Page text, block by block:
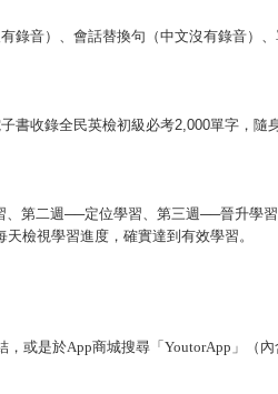
錄音）、會話替換句（中文沒有錄音）
書收錄全民英檢初級必考2,000單字，隨
第二週──定位學習、第三週──晉升學
檢視學習進度，確實達到有效學習。
，或是於App商城搜尋「YoutorApp」（內